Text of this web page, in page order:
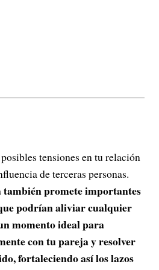
tensiones en tu relación
de terceras personas.
también promete importantes
podrían aliviar cualquier
momento ideal para
con tu pareja y resolver
fortaleciendo así los lazos